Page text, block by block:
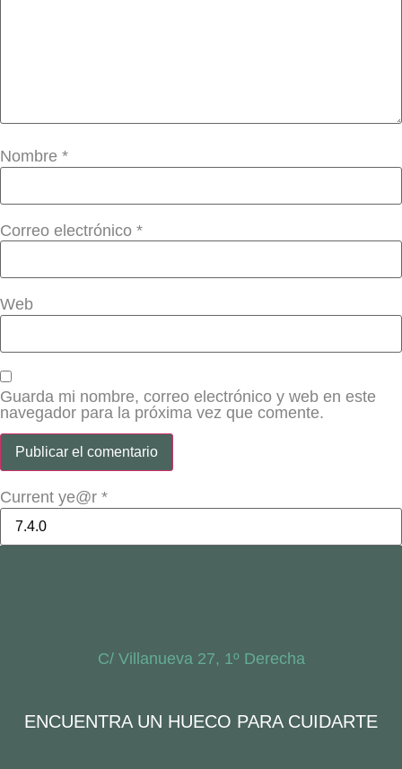
Nombre *
Correo electrónico *
Web
Guarda mi nombre, correo electrónico y web en este
navegador para la próxima vez que comente.
Current ye@r *
C/ Villanueva 27, 1º Derecha
ENCUENTRA UN HUECO PARA CUIDARTE